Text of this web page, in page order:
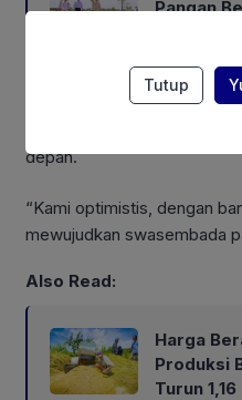
Pangan
Ia menyampaikan bahwa
depan.
“Kami optimistis, dengan
mewujudkan swasembada
Also Read:
Harga
Produksi
Turun
Tutup